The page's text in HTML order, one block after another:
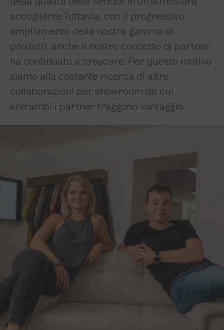
accogliente. Tuttavia, con il progressivo
ampliamento della nostra gamma di
prodotti, anche il nostro concetto di partner
ha continuato a crescere. Per questo motivo
siamo alla costante ricerca di altre
collaborazioni per showroom da cui
entrambi i partner traggono vantaggio.